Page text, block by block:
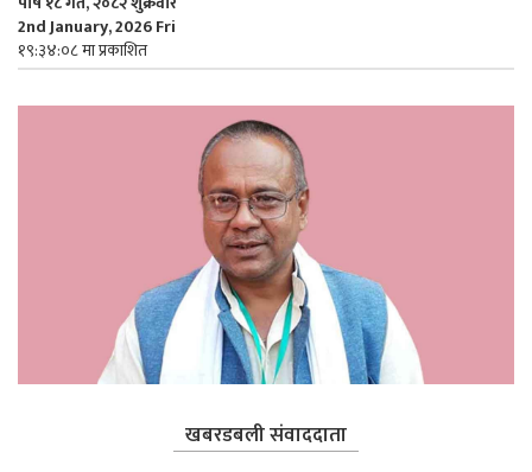
2nd January, 2026 Fri
१९:३४:०८ मा प्रकाशित
खबरडबली संवाददाता